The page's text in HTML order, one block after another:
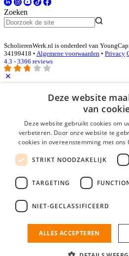
Zoeken
ScholierenWerk.nl is onderdeel van
34199418 • Algemene voorwaarden • Privacy
4.3 - 3366 reviews
Inloggen als bedrijf
Wachtwoord
login gegevens onthouden
login
Bedrijf aanmelden
nieuwe collega/werknemer zo
Deze website
van
Deze website gebruikt cookies om
verbeteren. Door onze website te
cookies in overeenstemming met ons
STRIKT NOODZAKELIJK
TARGETING
NIET-GECLASSIFICEERD
ALLES ACCEPTEREN